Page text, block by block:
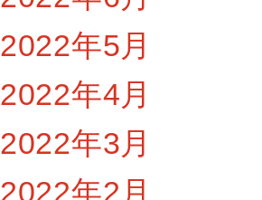
2022年5月
2022年4月
2022年3月
2022年2月